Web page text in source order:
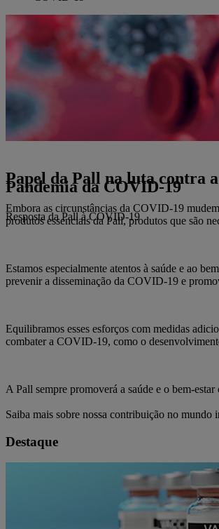
Pandemia da COVID-19
Resposta da Pall à COVID-19
Papel da Pall na luta contra
Embora as circunstâncias da COVID-19
produtos essenciais da Pall, produtos que são
Estamos especialmente atentos à saúde e ao
prevenir a disseminação da COVID-19 e
Equilibramos esses esforços com medidas
combater a COVID-19, como o
A Pall sempre promoverá a saúde e o bem-
Saiba mais sobre nossa contribuição no
Destaque